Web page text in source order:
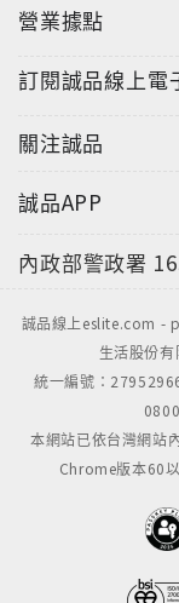
營業據點
訂閱誠品線上電
關注誠品
誠品APP
內政部警政署
誠品線上eslite.com -
生活股份
統一編號：
本網站已依台灣網站
Chrome版本60